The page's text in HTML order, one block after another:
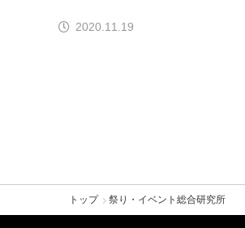
2020.11.19
トップ 祭り・イベント総合研究所